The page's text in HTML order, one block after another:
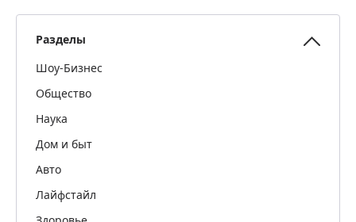
Разделы
Шоу-Бизнес
Общество
Наука
Дом и быт
Авто
Лайфстайл